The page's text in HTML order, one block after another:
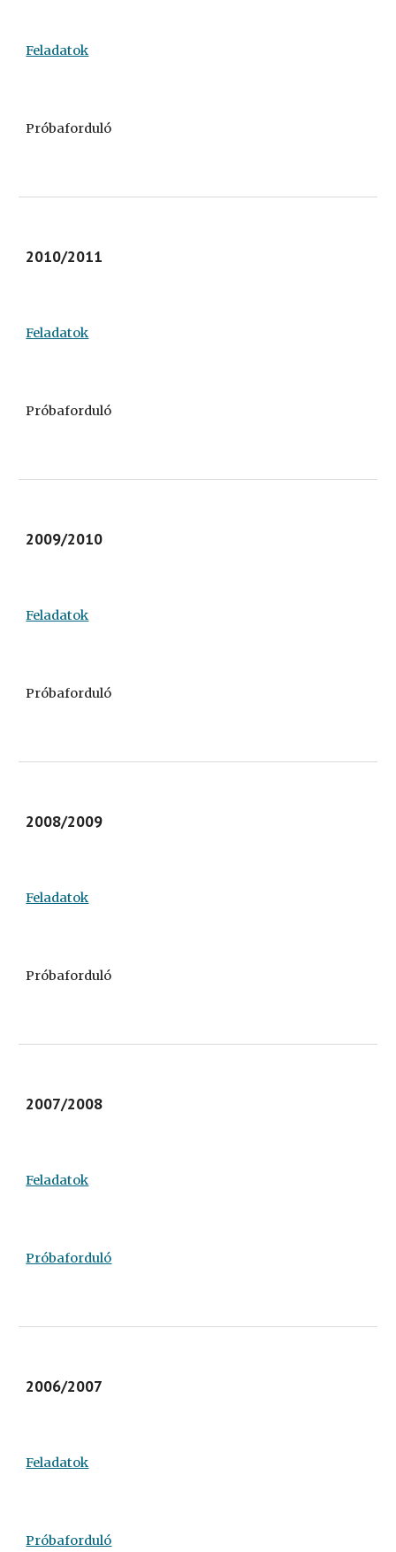
Feladatok
Próbaforduló
2010/2011
Feladatok
Próbaforduló
2009/2010
Feladatok
Próbaforduló
2008/2009
Feladatok
Próbaforduló
2007/2008
Feladatok
Próbaforduló
2006/2007
Feladatok
Próbaforduló